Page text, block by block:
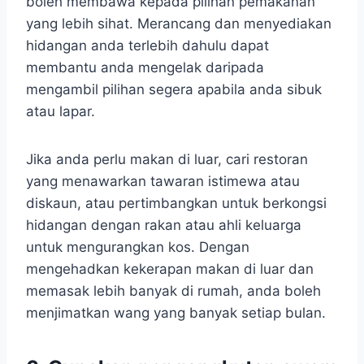
yang lebih sihat. Merancang dan menyediakan
hidangan anda terlebih dahulu dapat
membantu anda mengelak daripada
mengambil pilihan segera apabila anda sibuk
atau lapar.
Jika anda perlu makan di luar, cari restoran
yang menawarkan tawaran istimewa atau
diskaun, atau pertimbangkan untuk berkongsi
hidangan dengan rakan atau ahli keluarga
untuk mengurangkan kos. Dengan
mengehadkan kekerapan makan di luar dan
memasak lebih banyak di rumah, anda boleh
menjimatkan wang yang banyak setiap bulan.